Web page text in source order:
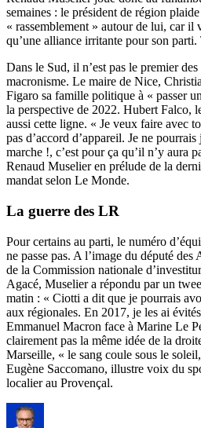
semaines : le président de région
« rassemblement » autour de lui, car il
qu’une alliance irritante pour son
Dans le Sud, il n’est pas le premier
macronisme. Le maire de Nice,
Figaro sa famille politique à « passer
la perspective de 2022. Hubert Falco,
aussi cette ligne. « Je veux faire avec
pas d’accord d’appareil. Je ne
marche !, c’est pour ça qu’il n’y aura
Renaud Muselier en prélude de la
mandat selon Le Monde.
La guerre des LR
Pour certains au parti, le numéro
ne passe pas. A l’image du député
de la Commission nationale
Agacé, Muselier a répondu par un
matin : « Ciotti a dit que je pourrais
aux régionales. En 2017, je les ai
Emmanuel Macron face à Marine Le
clairement pas la même idée de la
Marseille, « le sang coule sous le
Eugène Saccomano, illustre voix du
localier au Provençal.